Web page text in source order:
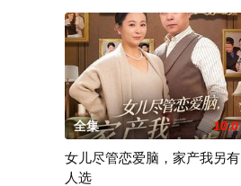
全集 10.0
女儿尽管恋爱脑，家产我另有
人选